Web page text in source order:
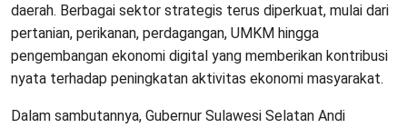
daerah. Berbagai sektor strategis terus diperkuat, mulai dari
pertanian, perikanan, perdagangan, UMKM hingga
pengembangan ekonomi digital yang memberikan kontribusi
nyata terhadap peningkatan aktivitas ekonomi masyarakat.
Dalam sambutannya, Gubernur Sulawesi Selatan Andi